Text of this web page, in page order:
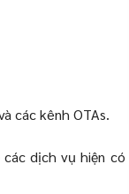
các kênh OTAs.
dịch vụ hiện có